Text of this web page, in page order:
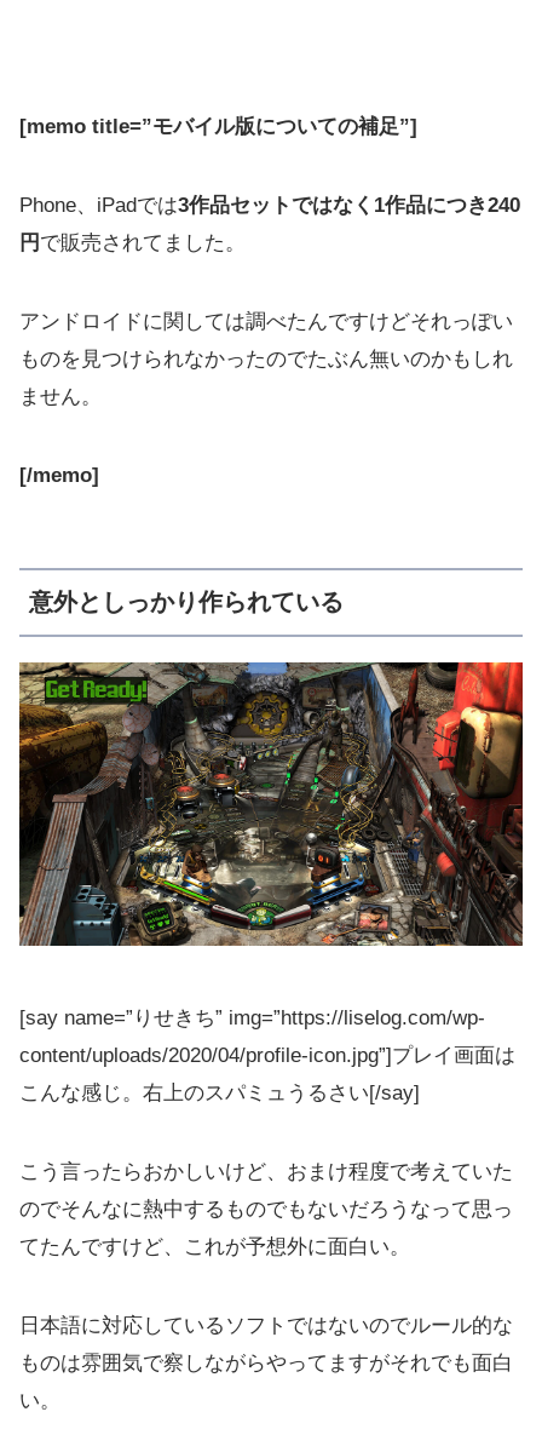
[memo title=”モバイル版についての補足”]
Phone、iPadでは3作品セットではなく1作品につき240
円 で販売されてました。
アンドロイドに関しては調べたんですけどそれっぽい
ものを見つけられなかったのでたぶん無いのかもしれ
ません。
[/memo]
意外としっかり作られている
[say name=”りせきち” img=”https://liselog.com/wp-
content/uploads/2020/04/profile-icon.jpg”]プレイ画面は
こんな感じ。右上のスパミュうるさい[/say]
こう言ったらおかしいけど、おまけ程度で考えていた
のでそんなに熱中するものでもないだろうなって思っ
てたんですけど、これが予想外に面白い。
日本語に対応しているソフトではないのでルール的な
ものは雰囲気で察しながらやってますがそれでも面白
い。